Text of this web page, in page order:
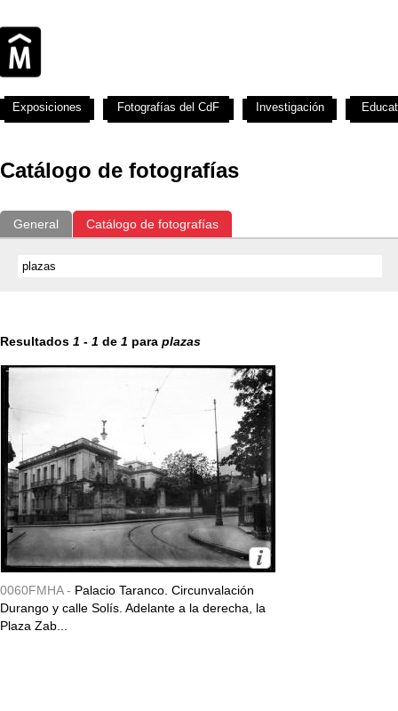
Catálogo de fotografías
General Catálogo de fotografías
Resultados 1 - 1 de 1 para plazas
0060FMHA - Palacio Taranco. Circunvalación
Durango y calle Solís. Adelante a la derecha, la
Plaza Zab...
Exposiciones Fotografías del CdF Investigación